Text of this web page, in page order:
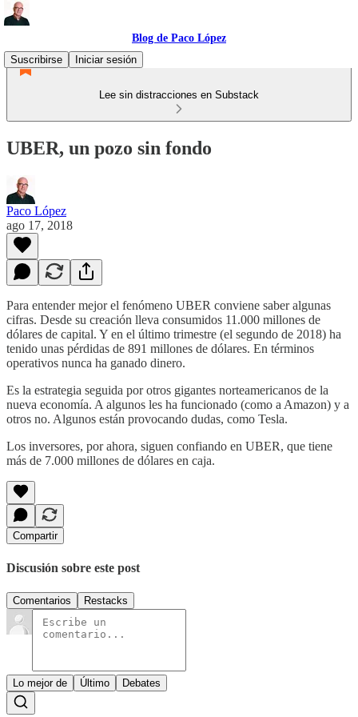
Blog de Paco López
Suscribirse
Iniciar sesión
Lee sin distracciones en Substack
UBER, un pozo sin fondo
Paco López
ago 17, 2018
Para entender mejor el fenómeno UBER conviene saber algunas
cifras. Desde su creación lleva consumidos 11.000 millones de
dólares de capital. Y en el último trimestre (el segundo de 2018) ha
tenido unas pérdidas de 891 millones de dólares. En términos
operativos nunca ha ganado dinero.
Es la estrategia seguida por otros gigantes norteamericanos de la
nueva economía. A algunos les ha funcionado (como a Amazon) y a
otros no. Algunos están provocando dudas, como Tesla.
Los inversores, por ahora, siguen confiando en UBER, que tiene
más de 7.000 millones de dólares en caja.
Compartir
Discusión sobre este post
Comentarios Restacks
Lo mejor de Último Debates